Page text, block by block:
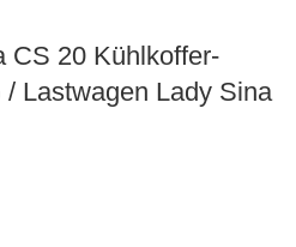
CS 20 Kühlkoffer-
Lastwagen Lady Sina